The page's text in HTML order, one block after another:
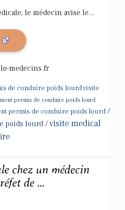
le médecin avise le...
medecins.fr
de conduire poids lourd visite
permis de conduire poids lourd
permis de conduire poids lourd /
poids lourd /visite medical
chez un médecin
de ...